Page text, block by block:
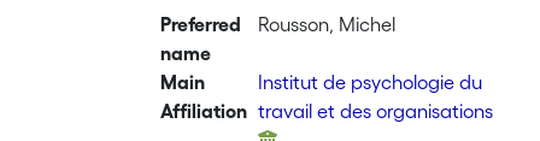
Preferred
name
Rousson, Michel
Main
Affiliation
Institut de psychologie du
travail et des organisations